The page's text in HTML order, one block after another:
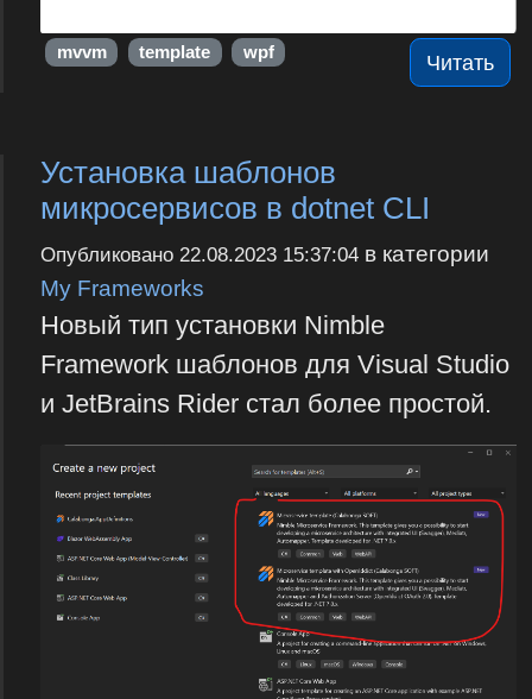
Читать
mvvm template wpf
Установка шаблонов
микросервисов в dotnet CLI
Опубликовано 22.08.2023 15:37:04в категории
My Frameworks
Новый тип установки Nimble
Framework шаблонов для Visual Studio
и JetBrains Rider стал более простой.